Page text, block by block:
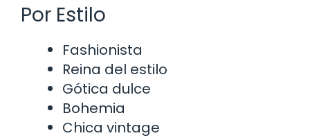
Por Estilo
Fashionista
Reina del estilo
Gótica dulce
Bohemia
Chica vintage